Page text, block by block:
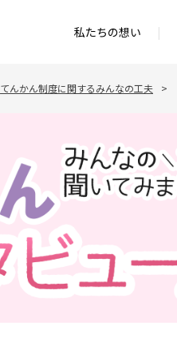
私たちの想い |
てんかん制度に関するみんなの工夫 >